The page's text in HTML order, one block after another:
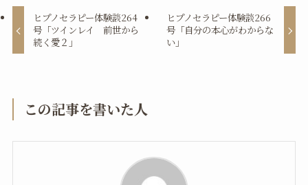
ヒプノセラピー体験談264
号「ツインレイ 前世から
続く愛２」
ヒプノセラピー体験談266
号「自分の本心がわからな
い」
この記事を書いた人